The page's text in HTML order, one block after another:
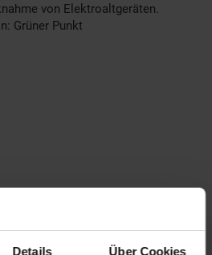
Details Über Cookies
von Elektroaltgeräten.
Grüner Punkt